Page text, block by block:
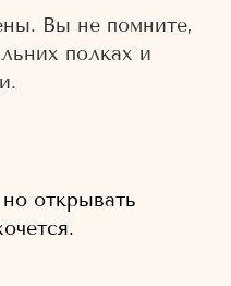
Вы не помните,
полках и
открывать